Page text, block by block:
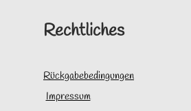
Rechtliches
Rückgabebedingungen
Impressum